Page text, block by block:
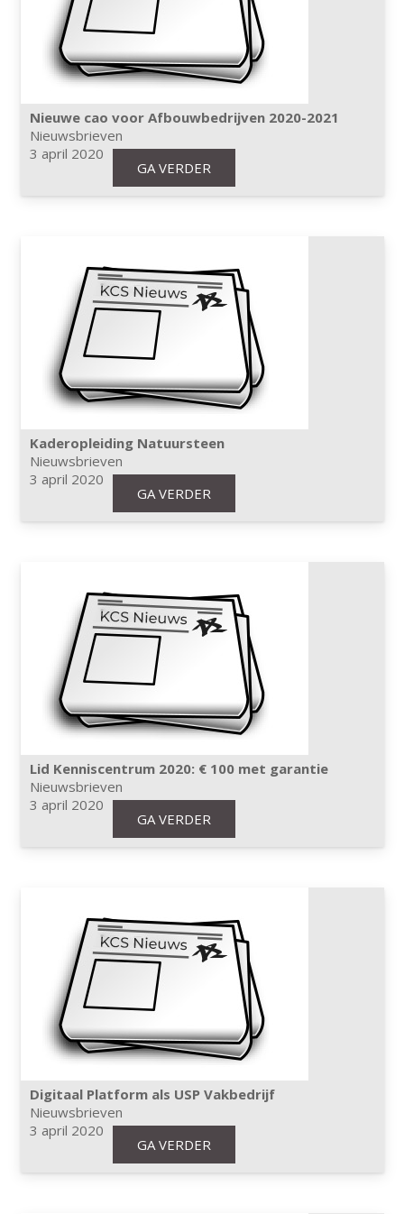
Nieuwe cao voor Afbouwbedrijven 2020-2021
Nieuwsbrieven
3 april 2020
GA VERDER
Kaderopleiding Natuursteen
Nieuwsbrieven
3 april 2020
GA VERDER
Lid Kenniscentrum 2020: € 100 met garantie
Nieuwsbrieven
3 april 2020
GA VERDER
Digitaal Platform als USP Vakbedrijf
Nieuwsbrieven
3 april 2020
GA VERDER